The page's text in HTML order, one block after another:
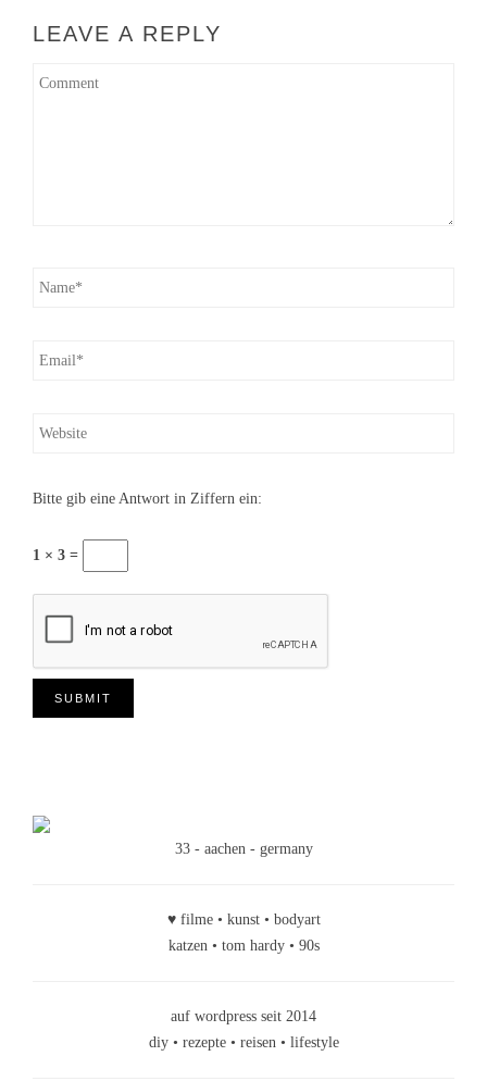
LEAVE A REPLY
Bitte gib eine Antwort in Ziffern ein:
1 × 3 =
33 - aachen - germany
♥ filme • kunst • bodyart
katzen • tom hardy • 90s
auf wordpress seit 2014
diy • rezepte • reisen • lifestyle